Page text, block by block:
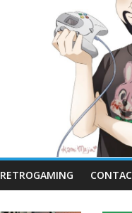
RETROGAMING